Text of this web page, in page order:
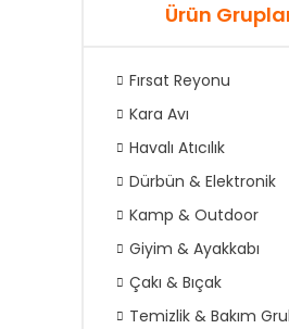
Ürün
Fırsat Reyonu
Kara Avı
Havalı Atıcılık
Dürbün & Elektronik
Kamp & Outdoor
Giyim & Ayakkabı
Çakı & Bıçak
Temizlik & Bakım